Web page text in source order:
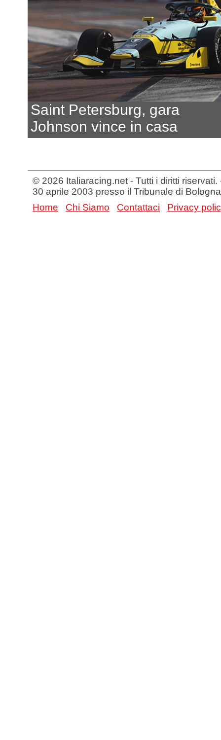
Saint Petersburg, gara
Johnson vince in casa
© 2026 Italiaracing.net - Tutti i diritti
30 aprile 2003 presso il Tribunale di Bologna
Home
Chi Siamo Contattaci Privacy